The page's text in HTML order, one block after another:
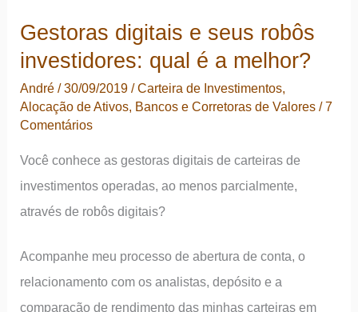
como
vender
no
topo
e
comprar
no
fundo?
Gestoras digitais e seus robôs
investidores: qual é a melhor?
André/30/09/2019/Carteira de Investimentos,
Alocação de Ativos, Bancos e Corretoras de Valores /7
Comentários
Você conhece as gestoras digitais de carteiras de
investimentos operadas, ao menos parcialmente,
através de robôs digitais?
Acompanhe meu processo de abertura de conta, o
relacionamento com os analistas, depósito e a
comparação de rendimento das minhas carteiras em